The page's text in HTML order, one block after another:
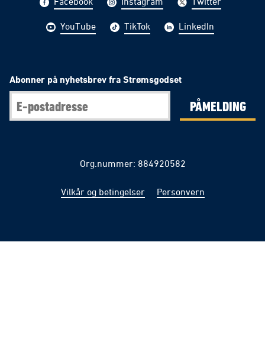
YouTube TikTok LinkedIn
Abonner på nyhetsbrev fra Strømsgodset
PÅMELDING
Org.nummer: 884920582
Vilkår og betingelser Personvern